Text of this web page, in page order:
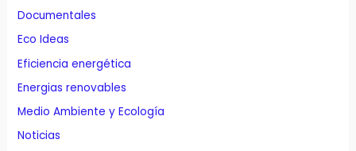
Documentales
Eco Ideas
Eficiencia energética
Energias renovables
Medio Ambiente y Ecología
Noticias